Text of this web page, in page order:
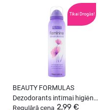
Tikai Drogās!
BEAUTY FORMULAS
Dezodorants intīmai higiēnai,
150ml
Regulārā cena 2,99 €